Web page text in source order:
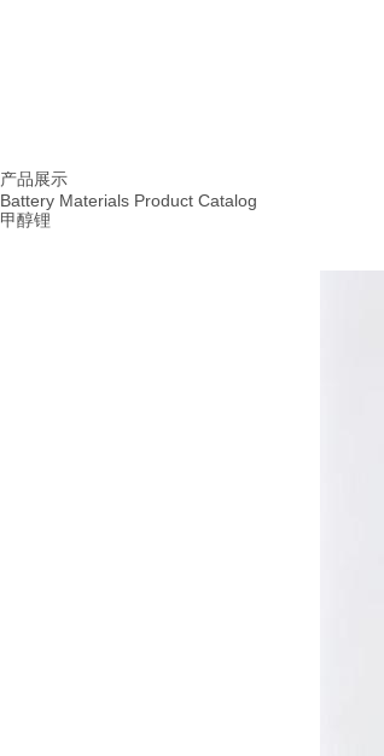
产品展示
Battery Materials Product Catalog
甲醇锂